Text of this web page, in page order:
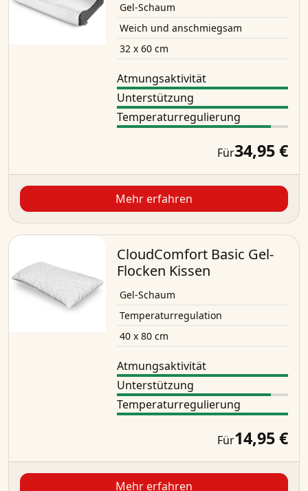
Gel-Schaum
Weich und anschmiegsam
32 x 60 cm
Atmungsaktivität
Unterstützung
Temperaturregulierung
Für34,95 €
Mehr erfahren
CloudComfort Basic Gel-
Flocken Kissen
Gel-Schaum
Temperaturregulation
40 x 80 cm
Atmungsaktivität
Unterstützung
Temperaturregulierung
Für14,95 €
Mehr erfahren